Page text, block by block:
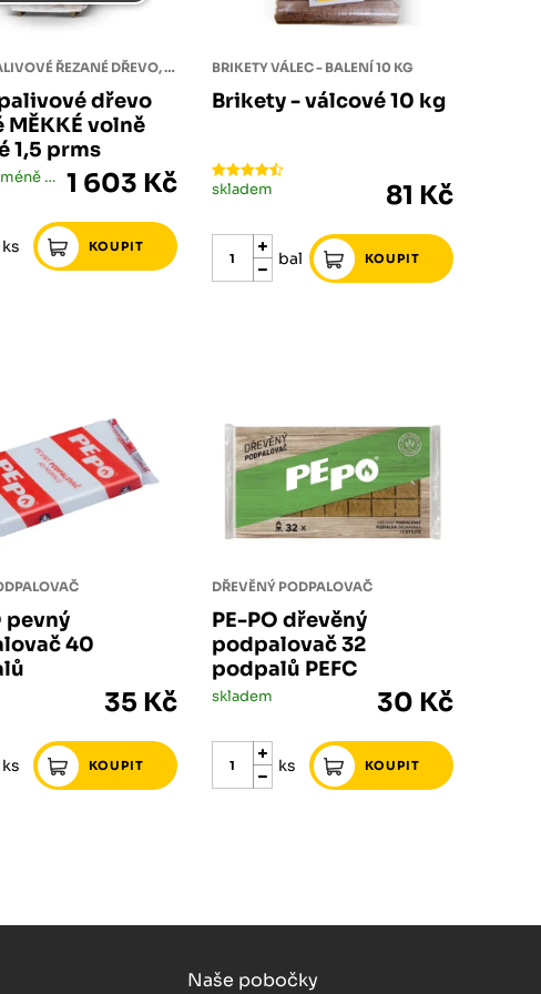
MĚKKÉ PALIVOVÉ ŘEZANÉ DŘEVO, VOLNĚ SYPANÉ. BALENO PO 1,5 PRMS NA DŘEVĚNÉ PALETĚ.
dřevo
MĚKKÉ volně
1,5 prms
skladem méně než 5 ks 1 603 Kč
ks
BRIKETY VÁLEC - BALENÍ 10 KG
Brikety - válcové 10 kg
skladem 81 Kč
bal
pevný
40
35 Kč
ks
DŘEVĚNÝ PODPALOVAČ
PE-PO dřevěný
podpalovač 32
podpalů PEFC
skladem 30 Kč
ks
Naše pobočky